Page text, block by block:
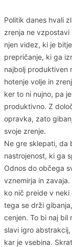
Politik danes hvali
zrenja ne vzpostavi
njen videz, ki je
prepričanje, ki ga
najbolj produktiven
hotenje volje in
ker to ni nujno, pa
produktivno. Z
opravka, zato
svoje zrenje.
Ne gre sklepati, da
nastrojenost, ki ga
Odnos do občega
vznemirja in
ko nič preide v
tega se drži
cenjen. To bi naj bil
slavi igro
kar je vsebina.